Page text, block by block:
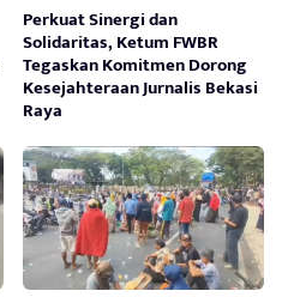
Perkuat Sinergi dan
Solidaritas, Ketum FWBR
Tegaskan Komitmen Dorong
Kesejahteraan Jurnalis Bekasi
Raya